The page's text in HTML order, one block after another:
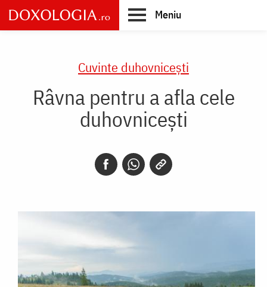
Skip
to
main
Meniu
Cuvinte duhovnicești
Râvna pentru a afla cele
duhovnicești